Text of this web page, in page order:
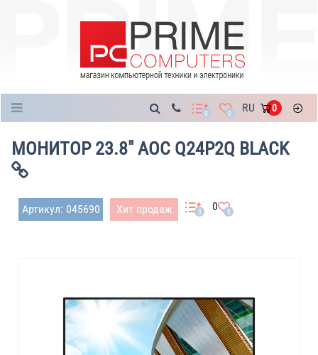
0 0 RU 0
МОНИТОР 23.8" AOC Q24P2Q BLACK
Артикул: 045690 Хит продаж 0 0 0